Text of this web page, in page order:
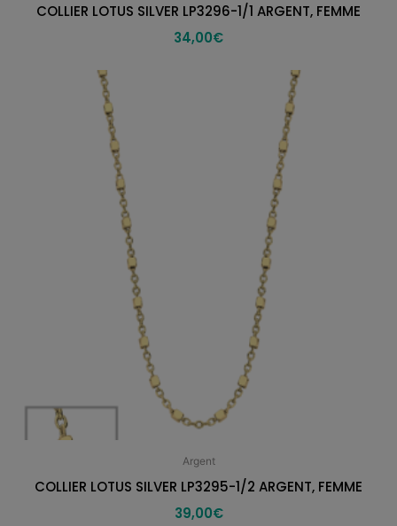
COLLIER LOTUS SILVER LP3296-1/1 ARGENT, FEMME
34,00€
Argent
COLLIER LOTUS SILVER LP3295-1/2 ARGENT, FEMME
39,00€